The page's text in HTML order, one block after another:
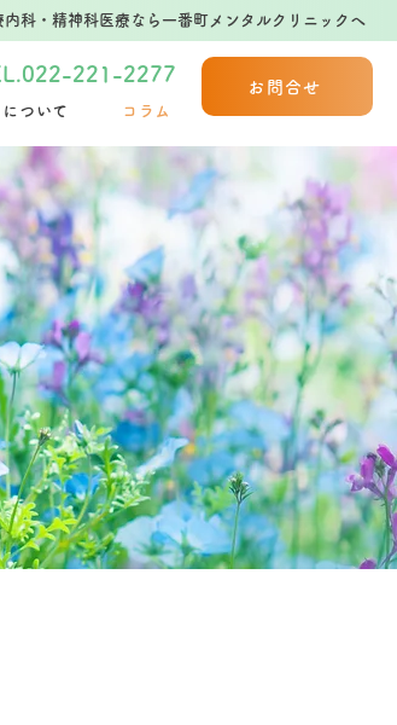
科・精神科医療なら一番町メンタルクリニックへ
221-2277
ついて コラム
お問合せ